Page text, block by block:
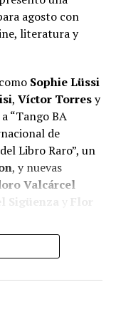
agosto con
literatura y
Sophie Lüssi
, Víctor Torresy
“Tango BA
de
Libro Raro”, un
, y nuevas
Valcárcel
Sigüenza
Flor